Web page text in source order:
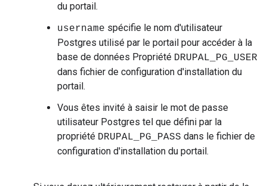
du portail.
username spécifie le nom d'utilisateur
Postgres utilisé par le portail pour accéder à la
base de données Propriété DRUPAL_PG_USER
dans fichier de configuration d'installation du
portail.
Vous êtes invité à saisir le mot de passe
utilisateur Postgres tel que défini par la
propriété DRUPAL_PG_PASS dans le fichier de
configuration d'installation du portail.